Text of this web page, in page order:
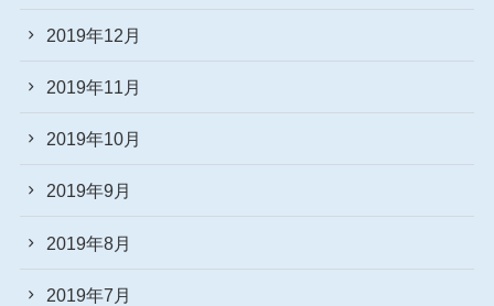
2019年12月
2019年11月
2019年10月
2019年9月
2019年8月
2019年7月